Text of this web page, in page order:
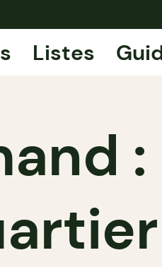
Listes